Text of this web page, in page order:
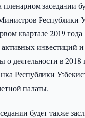
заседании
Республики
квартале 2019 года
инвестиций и
о деятельности в 2018
Республики
палаты.
будет также